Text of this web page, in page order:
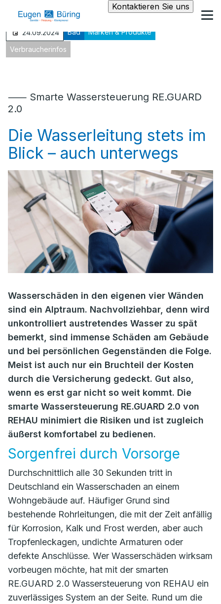
Kontaktieren Sie uns
24.09.2024 Bad Marken & Produkte
Verbraucherinfos
⸺ Smarte Wassersteuerung RE.GUARD
2.0
Die Wasserleitung stets im
Blick – auch unterwegs
Wasserschäden in den eigenen vier Wänden
sind ein Alptraum. Nachvollziehbar, denn wird
unkontrolliert austretendes Wasser zu spät
bemerkt, sind immense Schäden am Gebäude
und bei persönlichen Gegenständen die Folge.
Meist ist auch nur ein Bruchteil der Kosten
durch die Versicherung gedeckt. Gut also,
wenn es erst gar nicht so weit kommt. Die
smarte Wassersteuerung RE.GUARD 2.0 von
REHAU minimiert die Risiken und ist zugleich
äußerst komfortabel zu bedienen.
Sorgenfrei durch Vorsorge
Durchschnittlich alle 30 Sekunden tritt in
Deutschland ein Wasserschaden an einem
Wohngebäude auf. Häufiger Grund sind
bestehende Rohrleitungen, die mit der Zeit anfällig
für Korrosion, Kalk und Frost werden, aber auch
Tropfenleckagen, undichte Armaturen oder
defekte Anschlüsse. Wer Wasserschäden wirksam
vorbeugen möchte, hat mit der smarten
RE.GUARD 2.0 Wassersteuerung von REHAU ein
zuverlässiges System an der Seite. Rund um die